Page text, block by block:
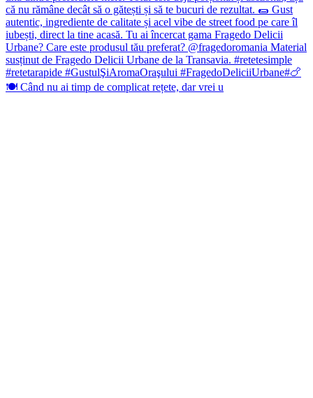
🍽️ Când nu ai timp de complicat rețete, dar vrei u